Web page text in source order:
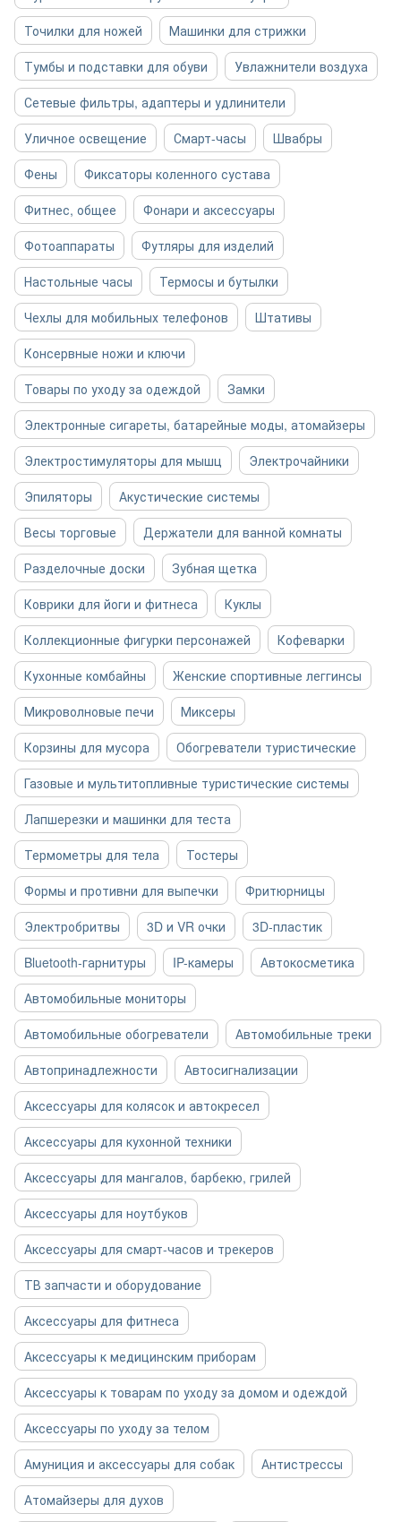
Точилки для ножей
Машинки для стрижки
Тумбы и подставки для обуви
Увлажнители воздуха
Сетевые фильтры, адаптеры и удлинители
Уличное освещение
Смарт-часы
Швабры
Фены
Фиксаторы коленного сустава
Фитнес, общее
Фонари и аксессуары
Фотоаппараты
Футляры для изделий
Настольные часы
Термосы и бутылки
Чехлы для мобильных телефонов
Штативы
Консервные ножи и ключи
Товары по уходу за одеждой
Замки
Электронные сигареты, батарейные моды, атомайзеры
Электростимуляторы для мышц
Электрочайники
Эпиляторы
Акустические системы
Весы торговые
Держатели для ванной комнаты
Разделочные доски
Зубная щетка
Коврики для йоги и фитнеса
Куклы
Коллекционные фигурки персонажей
Кофеварки
Кухонные комбайны
Женские спортивные леггинсы
Микроволновые печи
Миксеры
Корзины для мусора
Обогреватели туристические
Газовые и мультитопливные туристические системы
Лапшерезки и машинки для теста
Термометры для тела
Тостеры
Формы и противни для выпечки
Фритюрницы
Электробритвы
3D и VR очки
3D-пластик
Bluetooth-гарнитуры
IP-камеры
Автокосметика
Автомобильные мониторы
Автомобильные обогреватели
Автомобильные треки
Автопринадлежности
Автосигнализации
Аксессуары для колясок и автокресел
Аксессуары для кухонной техники
Аксессуары для мангалов, барбекю, грилей
Аксессуары для ноутбуков
Аксессуары для смарт-часов и трекеров
ТВ запчасти и оборудование
Аксессуары для фитнеса
Аксессуары к медицинским приборам
Аксессуары к товарам по уходу за домом и одеждой
Аксессуары по уходу за телом
Амуниция и аксессуары для собак
Антистрессы
Атомайзеры для духов